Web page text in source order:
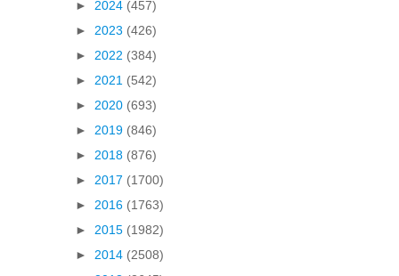
► 2024 (457)
► 2023 (426)
► 2022 (384)
► 2021 (542)
► 2020 (693)
► 2019 (846)
► 2018 (876)
► 2017 (1700)
► 2016 (1763)
► 2015 (1982)
► 2014 (2508)